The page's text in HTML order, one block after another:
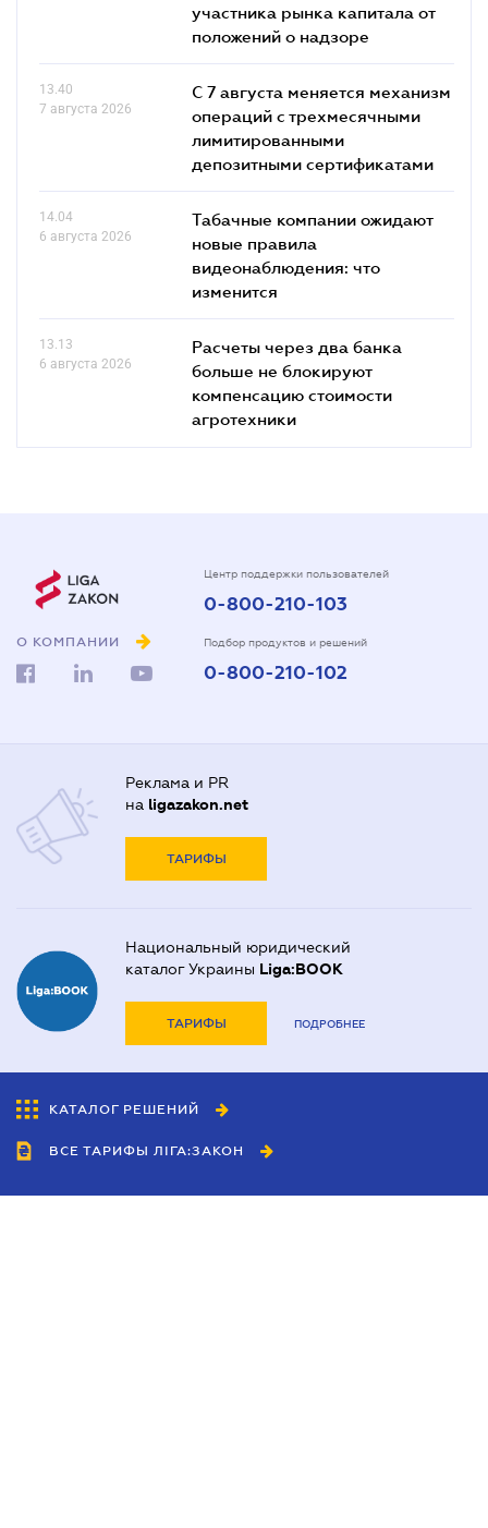
участника рынка капитала от
положений о надзоре
13.40
7 августа 2026
С 7 августа меняется механизм
операций с трехмесячными
лимитированными
депозитными сертификатами
14.04
6 августа 2026
Табачные компании ожидают
новые правила
видеонаблюдения: что
изменится
13.13
6 августа 2026
Расчеты через два банка
больше не блокируют
компенсацию стоимости
агротехники
О КОМПАНИИ
Центр поддержки пользователей
0-800-210-103
Подбор продуктов и решений
0-800-210-102
Реклама и PR
на ligazakon.net
ТАРИФЫ
Национальный юридический
каталог Украины Liga:BOOK
ТАРИФЫ ПОДРОБНЕЕ
КАТАЛОГ РЕШЕНИЙ
ВСЕ ТАРИФЫ ЛІГА:ЗАКОН